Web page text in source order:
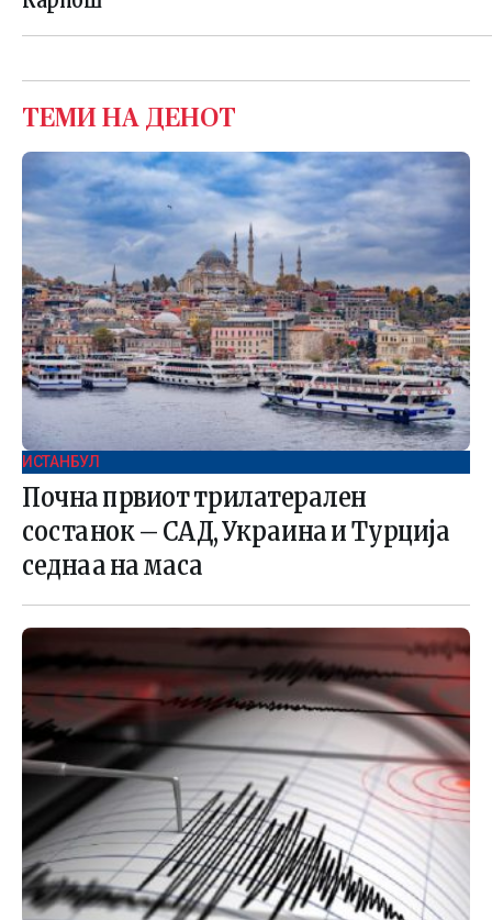
ТЕМИ НА ДЕНОТ
ИСТАНБУЛ
Почна првиот трилатерален
состанок – САД, Украина и Турција
седнаа на маса